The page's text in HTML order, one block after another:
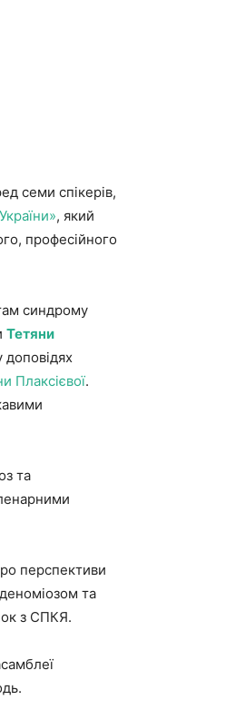
семи спікерів,
, який
професійного
синдрому
Тетяни
доповідях
Плаксієвої.
та
перспективи
та
з СПКЯ.